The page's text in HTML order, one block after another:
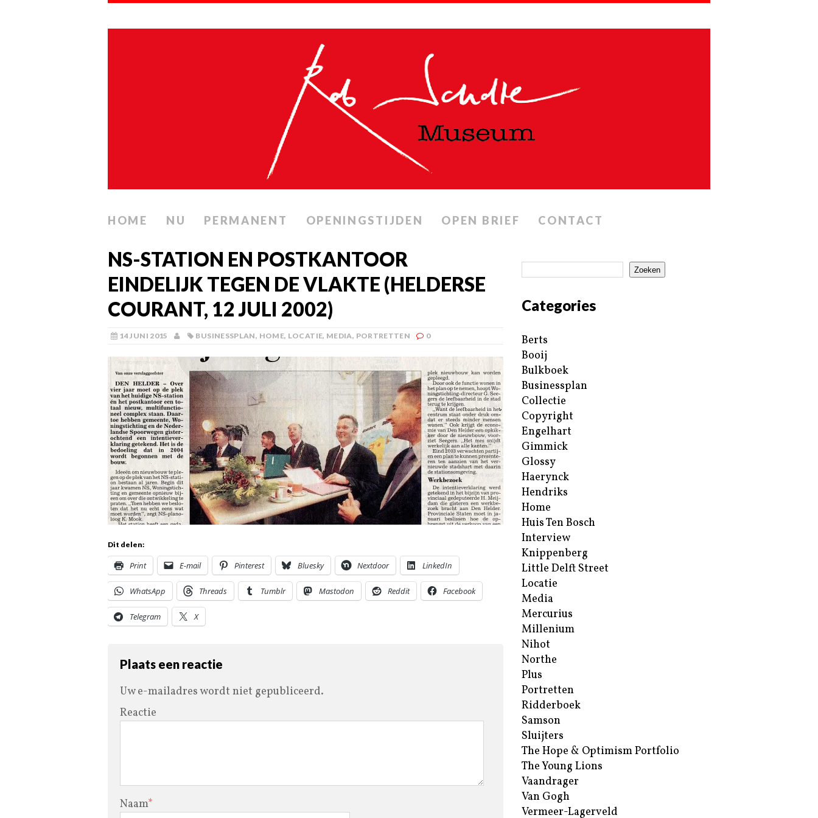
HOME NU PERMANENT OPENINGSTIJDEN OPEN BRIEF CONTACT
NS-STATION EN POSTKANTOOR
EINDELIJK TEGEN DE VLAKTE (HELDERSE
COURANT, 12 JULI 2002)
14 JUNI 2015 BUSINESSPLAN, HOME, LOCATIE, MEDIA, PORTRETTEN 0
Dit delen:
Print E-mail Pinterest Bluesky Nextdoor LinkedIn
WhatsApp Threads Tumblr Mastodon Reddit Facebook
Telegram X
Plaats een reactie
Uw e-mailadres wordt niet gepubliceerd.
Reactie
Naam*
Zoeken
Categories
Berts
Booij
Bulkboek
Businessplan
Collectie
Copyright
Engelhart
Gimmick
Glossy
Haerynck
Hendriks
Home
Huis Ten Bosch
Interview
Knippenberg
Little Delft Street
Locatie
Media
Mercurius
Millenium
Nihot
Northe
Plus
Portretten
Ridderboek
Samson
Sluijters
The Hope & Optimism Portfolio
The Young Lions
Vaandrager
Van Gogh
Vermeer-Lagerveld